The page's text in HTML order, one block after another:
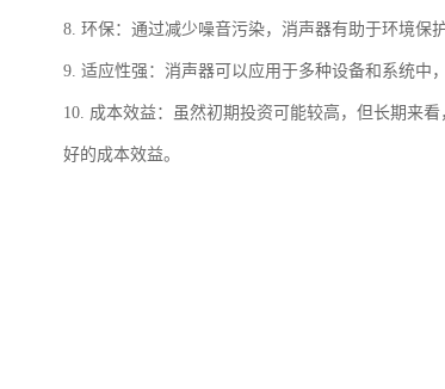
8. 环保：通过减少噪音污染，消声器有助于环境保
9. 适应性强：消声器可以应用于多种设备和系统中
10. 成本效益：虽然初期投资可能较高，但长期来
好的成本效益。